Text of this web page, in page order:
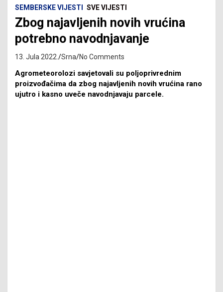
SEMBERSKE VIJESTI SVE VIJESTI
Zbog najavljenih novih vrućina
potrebno navodnjavanje
13. Jula 2022. Srna No Comments
Agrometeorolozi savjetovali su poljoprivrednim
proizvođačima da zbog najavljenih novih vrućina rano
ujutro i kasno uveče navodnjavaju parcele.